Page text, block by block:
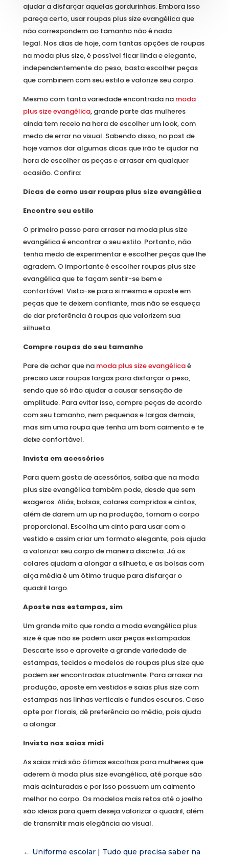
ajudar a disfarçar aquelas gordurinhas. Embora isso
pareça certo, usar roupas plus size evangélica que
não correspondem ao tamanho não é nada
legal. Nos dias de hoje, com tantas opções de roupas
na moda plus size, é possível ficar linda e elegante,
independentemente do peso, basta escolher peças
que combinem com seu estilo e valorize seu corpo.
Mesmo com tanta variedade encontrada na moda
plus size evangélica, grande parte das mulheres
ainda tem receio na hora de escolher um look, com
medo de errar no visual. Sabendo disso, no post de
hoje vamos dar algumas dicas que irão te ajudar na
hora de escolher as peças e arrasar em qualquer
ocasião. Confira:
Dicas de como usar roupas plus size evangélica
Encontre seu estilo
O primeiro passo para arrasar na moda plus size
evangélica é encontrar o seu estilo. Portanto, não
tenha medo de experimentar e escolher peças que lhe
agradem. O importante é escolher roupas plus size
evangélica que te façam sentir-se bem e
confortável. Vista-se para si mesma e aposte em
peças que te deixem confiante, mas não se esqueça
de dar preferência à roupas que valorizem sua
silhueta.
Compre roupas do seu tamanho
Pare de achar que na moda plus size evangélicaé
preciso usar roupas largas para disfarçar o peso,
sendo que só irão ajudar a causar sensação de
amplitude. Para evitar isso, compre peças de acordo
com seu tamanho, nem pequenas e largas demais,
mas sim uma roupa que tenha um bom caimento e te
deixe confortável.
Invista em acessórios
Para quem gosta de acessórios, saiba que na moda
plus size evangélica também pode, desde que sem
exageros. Aliás, bolsas, colares compridos e cintos,
além de darem um up na produção, tornam o corpo
proporcional. Escolha um cinto para usar com o
vestido e assim criar um formato elegante, pois ajuda
a valorizar seu corpo de maneira discreta. Já os
colares ajudam a alongar a silhueta, e as bolsas com
alça média é um ótimo truque para disfarçar o
quadril largo.
Aposte nas estampas, sim
Um grande mito que ronda a moda evangélica plus
size é que não se podem usar peças estampadas.
Descarte isso e aproveite a grande variedade de
estampas, tecidos e modelos de roupas plus size que
podem ser encontradas atualmente. Para arrasar na
produção, aposte em vestidos e saias plus size com
estampas nas linhas verticais e fundos escuros. Caso
opte por florais, dê preferência ao médio, pois ajuda
a alongar.
Invista nas saias midi
As saias midi são ótimas escolhas para mulheres que
aderem à moda plus size evangélica, até porque são
mais acinturadas e por isso possuem um caimento
melhor no corpo. Os modelos mais retos até o joelho
são ideias para quem deseja valorizar o quadril, além
de transmitir mais elegância ao visual.
← Uniforme escolar | Tudo que precisa saber na